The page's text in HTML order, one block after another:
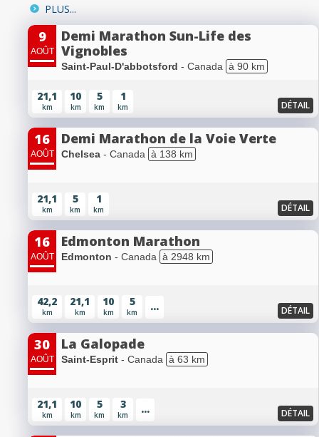
PLUS...
9
AOÛT
Demi Marathon Sun-Life des
Vignobles
Saint-Paul-D'abbotsford - Canada à 90 km
21,1
km
10
km
5
km
1
km DÉTAIL
16
AOÛT
Demi Marathon de la Voie Verte
Chelsea - Canada à 138 km
21,1
km
5
km
1
km DÉTAIL
16
AOÛT
Edmonton Marathon
Edmonton - Canada à 2948 km
42,2
km
21,1
km
10
km
5
km ... DÉTAIL
30
AOÛT
La Galopade
Saint-Esprit - Canada à 63 km
21,1
km
10
km
5
km
3
km ... DÉTAIL